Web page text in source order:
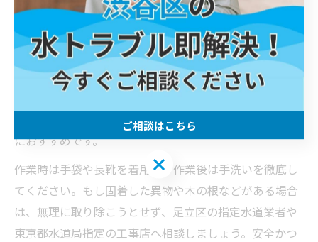
には、定期的な掃除が欠かせません。
具体的な掃除方法としては、まず蓋を開けて内部の状態
を確認し、ゴミやヘドロを取り除きます。その後、水で
しっかり洗い流すことで、配管や下水道への詰まりリス
クを大幅に減らせます。高圧洗浄機を使用することで、
内部にこびりついた汚れまでしっかり落とせるため、特
におすすめです。
作業時は手袋や長靴を着用し、作業後は手洗いを徹底し
てください。もし固着した異物や木の根などがある場合
は、無理に取り除こうとせず、足立区の指定水道業者や
東京都水道局指定の工事店へ相談しましょう。安全かつ
ご相談はこちら
ご相談はこちら